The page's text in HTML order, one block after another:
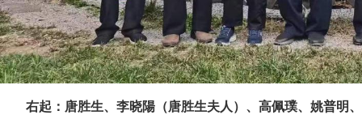
右起：唐胜生、李晓陽（唐胜生夫人）、高佩璞、姚普明